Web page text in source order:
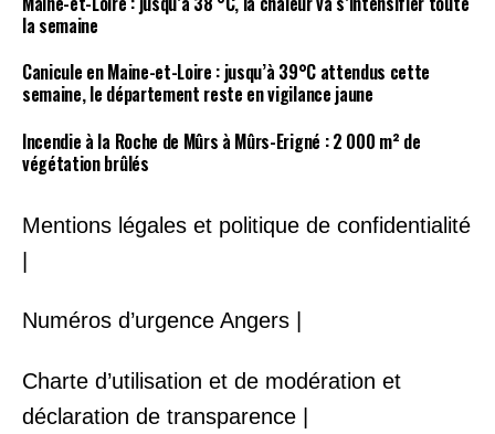
la semaine
Canicule en Maine-et-Loire : jusqu’à 39°C attendus cette
semaine, le département reste en vigilance jaune
Incendie à la Roche de Mûrs à Mûrs-Erigné : 2 000 m² de
végétation brûlés
Mentions légales et politique de confidentialité
Numéros d’urgence Angers |
Charte d’utilisation et de modération et
déclaration de transparence |